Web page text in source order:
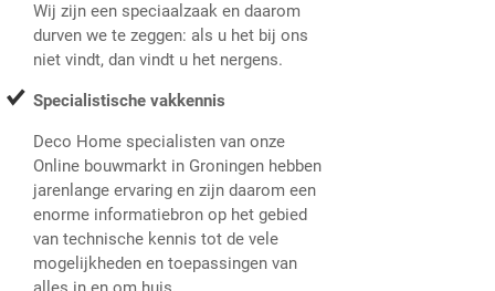
Wij zijn een speciaalzaak en daarom
durven we te zeggen: als u het bij ons
niet vindt, dan vindt u het nergens.
Specialistische vakkennis
Deco Home specialisten van onze
Online bouwmarkt in Groningen hebben
jarenlange ervaring en zijn daarom een
enorme informatiebron op het gebied
van technische kennis tot de vele
mogelijkheden en toepassingen van